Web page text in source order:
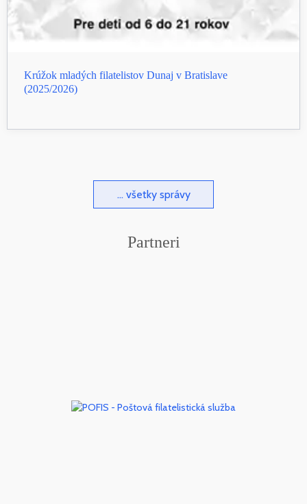
Krúžok mladých filatelistov Dunaj v Bratislave
(2025/2026)
... všetky správy
Partneri